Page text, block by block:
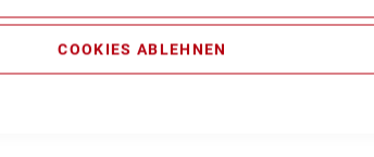
COOKIES ABLEHNEN
4 (85Nm) Cruise (250Watt), Smart System